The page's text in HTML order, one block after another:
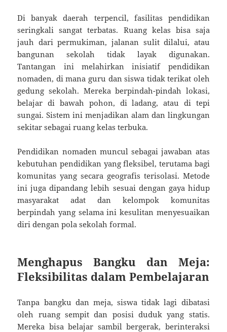
Di banyak daerah terpencil, fasilitas pendidikan
seringkali sangat terbatas. Ruang kelas bisa saja
jauh dari permukiman, jalanan sulit dilalui, atau
bangunan sekolah tidak layak digunakan.
Tantangan ini melahirkan inisiatif pendidikan
nomaden, di mana guru dan siswa tidak terikat oleh
gedung sekolah. Mereka berpindah-pindah lokasi,
belajar di bawah pohon, di ladang, atau di tepi
sungai. Sistem ini menjadikan alam dan lingkungan
sekitar sebagai ruang kelas terbuka.
Pendidikan nomaden muncul sebagai jawaban atas
kebutuhan pendidikan yang fleksibel, terutama bagi
komunitas yang secara geografis terisolasi. Metode
ini juga dipandang lebih sesuai dengan gaya hidup
masyarakat adat dan kelompok komunitas
berpindah yang selama ini kesulitan menyesuaikan
diri dengan pola sekolah formal.
Menghapus Bangku dan Meja:
Fleksibilitas dalam Pembelajaran
Tanpa bangku dan meja, siswa tidak lagi dibatasi
oleh ruang sempit dan posisi duduk yang statis.
Mereka bisa belajar sambil bergerak, berinteraksi